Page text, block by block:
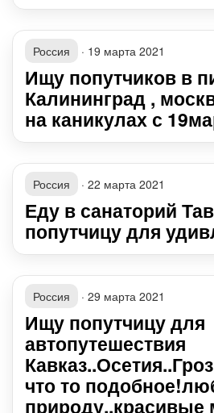
Россия · 19 марта 2021
Ищу попутчиков в
Калининград ,
на каникулах с
Россия · 22 марта 2021
Еду в санаторий
попутчицу для
Россия · 29 марта 2021
Ищу попутчицу для
автопутешествия
что то
природу..красивые